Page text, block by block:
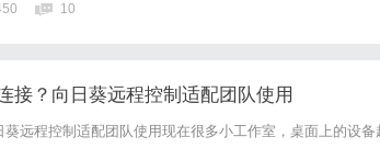
10
接？向日葵远程控制适配团队使用
远程控制适配团队使用现在很多小工作室，桌面上的设备